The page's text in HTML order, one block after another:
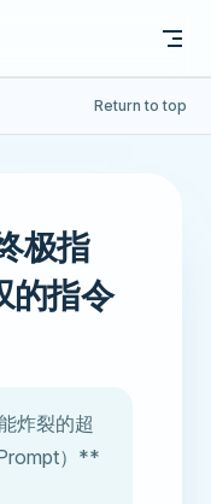
Return to top
极指
的指令
炸裂的超
）**